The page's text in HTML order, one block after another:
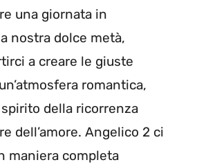
una giornata in
nostra dolce metà,
a creare le giuste
romantica,
della ricorrenza
dell’amore. Angelico 2 ci
maniera completa